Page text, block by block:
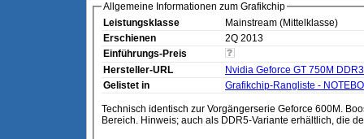
Allgemeine Informationen zum Grafikchip
Leistungsklasse
Mainstream (Mittelklasse)
Erschienen
2Q 2013
Einführungs-Preis
Hersteller-URL
Nvidia Geforce GT 750M DDR3
Gelistet in
Grafikchip-Rangliste -
Technisch identisch zur Vorgängerserie Geforce 600M. Boost-Takt ist geschätzt. Ca. 5% schneller als eine Geforce GT 640 aus dem Desktop-
Bereich. Hinweis; auch als DDR5-Variante erhältlich,